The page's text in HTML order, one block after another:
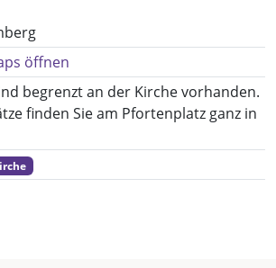
öffnen
begrenzt an der Kirche vorhanden.
finden Sie am Pfortenplatz ganz in